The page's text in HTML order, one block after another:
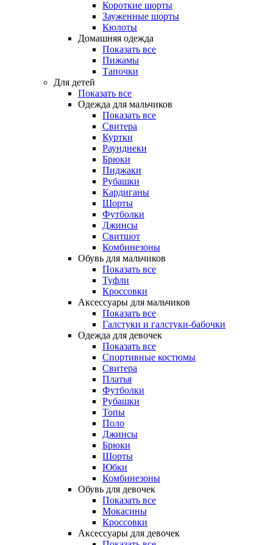
Короткие шорты
Зауженные шорты
Кюлоты
Домашняя одежда
Показать все
Пижамы
Тапочки
Для детей
Показать все
Одежда для мальчиков
Показать все
Свитера
Куртки
Раунднеки
Брюки
Пиджаки
Рубашки
Кардиганы
Шорты
Футболки
Джинсы
Свитшот
Комбинезоны
Обувь для мальчиков
Показать все
Туфли
Кроссовки
Аксессуары для мальчиков
Показать все
Галстуки и галстуки-бабочки
Одежда для девочек
Показать все
Спортивные костюмы
Свитера
Платья
Футболки
Рубашки
Топы
Поло
Джинсы
Брюки
Шорты
Юбки
Комбинезоны
Обувь для девочек
Показать все
Мокасины
Кроссовки
Аксессуары для девочек